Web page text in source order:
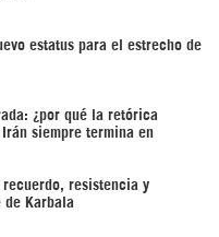
estatus para el estrecho de
¿por qué la retórica
siempre termina en
resistencia y
de Karbala